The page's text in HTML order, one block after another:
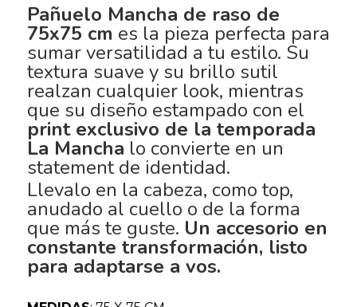
Pañuelo Mancha de raso de
75x75 cm es la pieza perfecta para
sumar versatilidad a tu estilo. Su
textura suave y su brillo sutil
realzan cualquier look, mientras
que su diseño estampado con el
print exclusivo de la temporada
La Mancha lo convierte en un
statement de identidad.
Llevalo en la cabeza, como top,
anudado al cuello o de la forma
que más te guste. Un accesorio en
constante transformación, listo
para adaptarse a vos.